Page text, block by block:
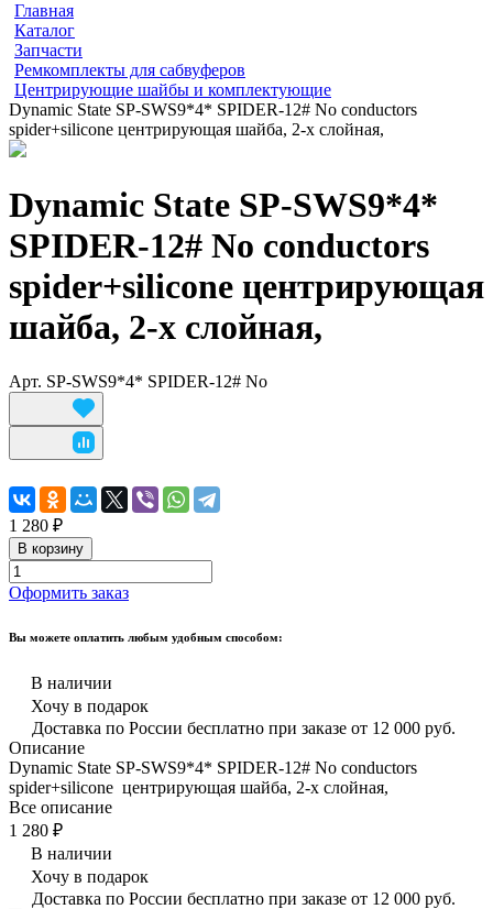
Главная
Каталог
Запчасти
Ремкомплекты для сабвуферов
Центрирующие шайбы и комплектующие
Dynamic State SP-SWS9*4* SPIDER-12# No conductors
spider+silicone центрирующая шайба, 2-х слойная,
Dynamic State SP-SWS9*4*
SPIDER-12# No conductors
spider+silicone центрирующая
шайба, 2-х слойная,
Арт. SP-SWS9*4* SPIDER-12# No
1 280 ₽
В корзину
Оформить заказ
Вы можете оплатить любым удобным способом:
В наличии
Хочу в подарок
Доставка по России бесплатно при заказе от 12 000 руб.
Описание
Dynamic State SP-SWS9*4* SPIDER-12# No conductors
spider+silicone центрирующая шайба, 2-х слойная,
Все описание
1 280 ₽
В наличии
Хочу в подарок
Доставка по России бесплатно при заказе от 12 000 руб.